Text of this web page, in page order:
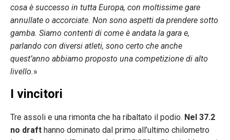
cosa è successo in tutta Europa, con moltissime gare
annullate o accorciate. Non sono aspetti da prendere sotto
gamba. Siamo contenti di come è andata la gara e,
parlando con diversi atleti, sono certo che anche
quest’anno abbiamo proposto una competizione di alto
livello.»
I vincitori
Tre assoli e una rimonta che ha ribaltato il podio. Nel 37.2
no draft hanno dominato dal primo all’ultimo chilometro